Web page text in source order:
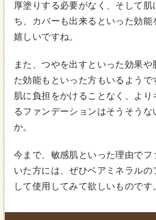
厚塗りする必要がなく、そして
ち、カバーも出来るといった効
嬉しいですね。
また、つやを出すといった効果
た効能もといった方もいるようで
肌に負担をかけることなく、より
るファンデーションはそうそうな
か。
今まで、敏感肌といった理由で
いた方には、ぜひベアミネラル
して使用してみて欲しいものです。